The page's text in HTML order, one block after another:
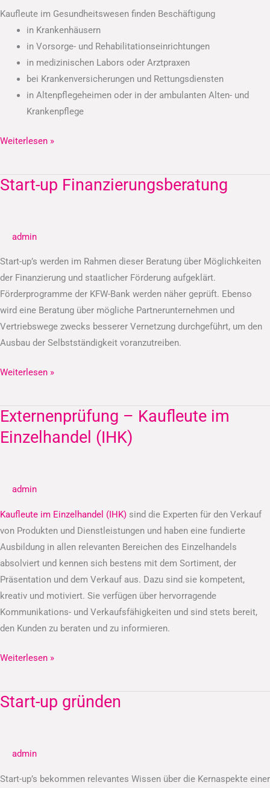
Kaufleute im Gesundheitswesen finden Beschäftigung
in Krankenhäusern
in Vorsorge- und Rehabilitationseinrichtungen
in medizinischen Labors oder Arztpraxen
bei Krankenversicherungen und Rettungsdiensten
in Altenpflegeheimen oder in der ambulanten Alten- und
Krankenpflege
Weiterlesen »
Start-up Finanzierungsberatung
admin
Start-up’s werden im Rahmen dieser Beratung über Möglichkeiten
der Finanzierung und staatlicher Förderung aufgeklärt.
Förderprogramme der KFW-Bank werden näher geprüft. Ebenso
wird eine Beratung über mögliche Partnerunternehmen und
Vertriebswege zwecks besserer Vernetzung durchgeführt, um den
Ausbau der Selbstständigkeit voranzutreiben.
Start-
Weiterlesen »
Externenprüfung – Kaufleute im
Einzelhandel (IHK)
admin
Kaufleute im Einzelhandel (IHK) sind die Experten für den Verkauf
von Produkten und Dienstleistungen und haben eine fundierte
Ausbildung in allen relevanten Bereichen des Einzelhandels
absolviert und kennen sich bestens mit dem Sortiment, der
Präsentation und dem Verkauf aus. Dazu sind sie kompetent,
kreativ und motiviert. Sie verfügen über hervorragende
Kommunikations- und Verkaufsfähigkeiten und sind stets bereit,
den Kunden zu beraten und zu informieren.
Externenprüfung
–
Kaufleute
(IHK)
Weiterlesen »
Start-up gründen
admin
Start-up’s bekommen relevantes Wissen über die Kernaspekte einer
Start-